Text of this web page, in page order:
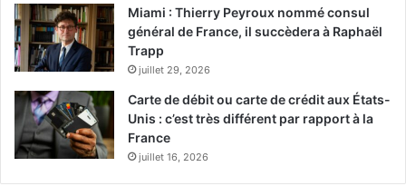
Miami : Thierry Peyroux nommé consul
général de France, il succèdera à Raphaël
Trapp
juillet 29, 2026
Carte de débit ou carte de crédit aux États-
Unis : c’est très différent par rapport à la
France
juillet 16, 2026